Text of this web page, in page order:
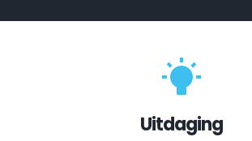
Uitdaging